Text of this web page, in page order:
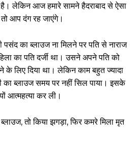
लेकिन आज हमारे सामने हैदराबाद से ऐसा
आप दंग रह जाएंगे।
पसंद का ब्लाउज ना मिलने पर पति से नाराज
का पति दर्जी था। उसने अपने पति को
लिए दिया था। लेकिन काम बहुत ज्यादा
का ब्लाउज समय पर नहीं सिल पाया। इसके
आत्महत्या कर ली।